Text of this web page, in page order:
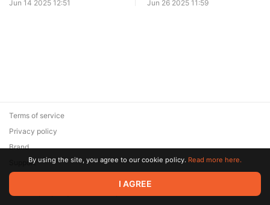
Jun 14 2025 12:51 Jun 26 2025 11:59
© 2026 Zaya Solutions Limited. All rights reserved. All trademarks
are the property of their respective owners.
Terms of service
Privacy policy
Brand
SupportBy using the site, you agree to our cookie policy. Read more here.
I AGREE